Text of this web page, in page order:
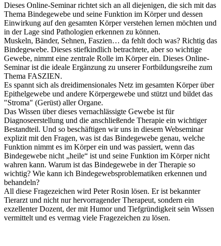
Dieses Online-Seminar richtet sich an all diejenigen, die sich mit das
Thema Bindegewebe und seine Funktion im Körper und dessen
Einwirkung auf den gesamten Körper verstehen lernen möchten und
in der Lage sind Pathologien erkennen zu können.
Muskeln, Bänder, Sehnen, Faszien… da fehlt doch was? Richtig das
Bindegewebe. Dieses stiefkindlich betrachtete, aber so wichtige
Gewebe, nimmt eine zentrale Rolle im Körper ein. Dieses Online-
Seminar ist die ideale Ergänzung zu unserer Fortbildungsreihe zum
Thema FASZIEN.
Es spannt sich als dreidimensionales Netz im gesamten Körper über
Epithelgewebe und andere Körpergewebe und stützt und bildet das
"Stroma" (Gerüst) aller Organe.
Das Wissen über dieses vernachlässigte Gewebe ist für
Diagnoseerstellung und die anschließende Therapie ein wichtiger
Bestandteil. Und so beschäftigen wir uns in diesem Webseminar
explizit mit den Fragen, was ist das Bindegewebe genau, welche
Funktion nimmt es im Körper ein und was passiert, wenn das
Bindegewebe nicht „heile“ ist und seine Funktion im Körper nicht
wahren kann. Warum ist das Bindegewebe in der Therapie so
wichtig? Wie kann ich Bindegewebsproblematiken erkennen und
behandeln?
All diese Fragezeichen wird Peter Rosin lösen. Er ist bekannter
Tierarzt und nicht nur hervorragender Therapeut, sondern ein
exzellenter Dozent, der mit Humor und Tiefgründigkeit sein Wissen
vermittelt und es vermag viele Fragezeichen zu lösen.